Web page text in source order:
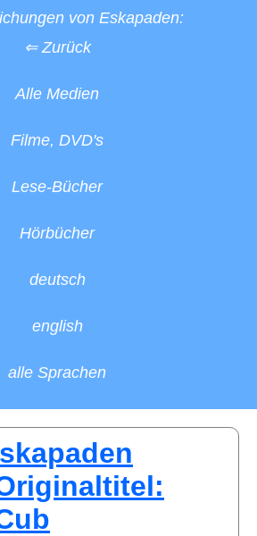
von Eskapaden:
⇐ Zurück
Alle Medien
Filme, DVD's
Lese-Bücher
Hörbücher
deutsch
english
alle Sprachen